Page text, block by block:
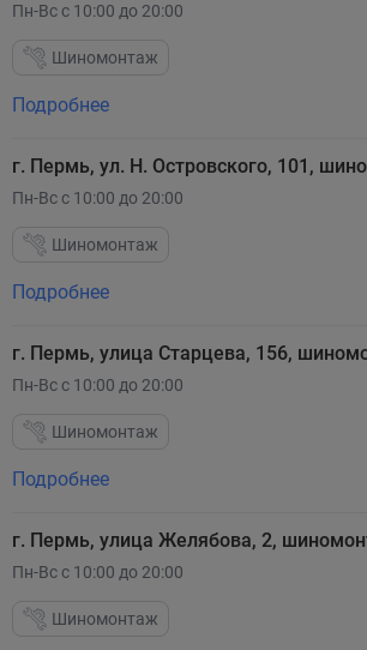
Пн-Вс с 10:00 до 20:00
Шиномонтаж
Подробнее
г. Пермь, ул. Н. Островского, 101,
Пн-Вс с 10:00 до 20:00
Шиномонтаж
Подробнее
г. Пермь, улица Старцева, 156,
Пн-Вс с 10:00 до 20:00
Шиномонтаж
Подробнее
г. Пермь, улица Желябова, 2,
Пн-Вс с 10:00 до 20:00
Шиномонтаж